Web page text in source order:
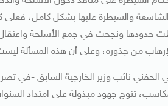
والسيطرة عليها بشكل كامل، فعلى
ونجحت في جمع الأسلحة واعتقال
من جذوره، وعلى أن هذه المسألة
الحفني نائب وزير الخارجية السابق -في
تتوج جهود مبذولة على امتداد